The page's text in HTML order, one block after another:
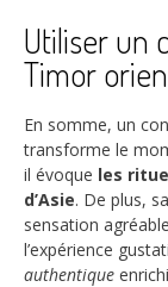
Utiliser un
Timor
En somme, un
transforme le
il évoque les
d’Asie. De plus,
sensation
l’expérience
authentique